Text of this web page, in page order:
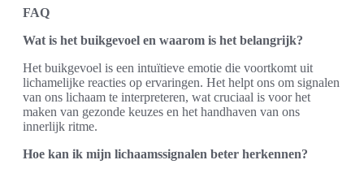
FAQ
Wat is het buikgevoel en waarom is het belangrijk?
Het buikgevoel is een intuïtieve emotie die voortkomt uit
lichamelijke reacties op ervaringen. Het helpt ons om signalen
van ons lichaam te interpreteren, wat cruciaal is voor het
maken van gezonde keuzes en het handhaven van ons
innerlijk ritme.
Hoe kan ik mijn lichaamssignalen beter herkennen?